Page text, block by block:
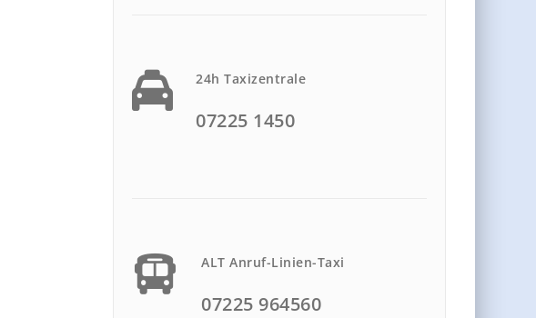
24h Taxizentrale
07225 1450
ALT Anruf-Linien-Taxi
07225 964560